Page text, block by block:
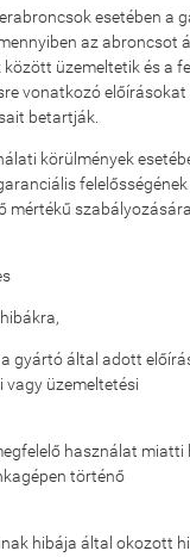
esetében a
az abroncsot
üzemeltetik és a
vonatkozó előírásokat
betartják.
körülmények
felelősségének
mértékű szabályozására.
gyártó által adott
vagy üzemeltetési
használat miatti
történő
hibája által okozott